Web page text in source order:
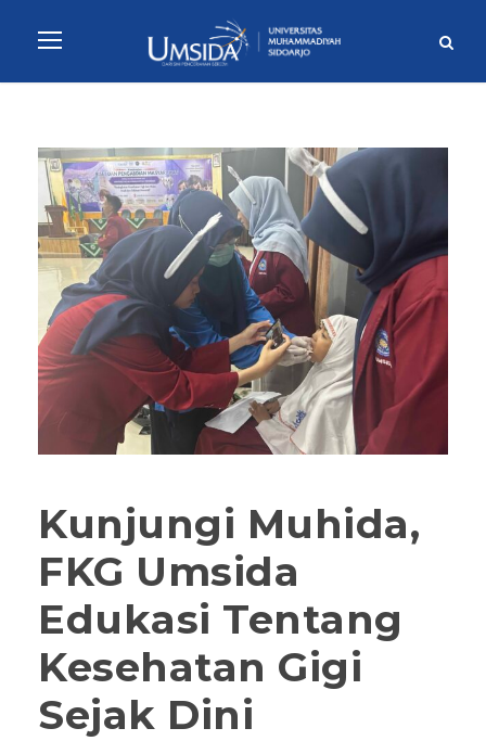
Kunjungi Muhida,
FKG Umsida
Edukasi Tentang
Kesehatan Gigi
Sejak Dini